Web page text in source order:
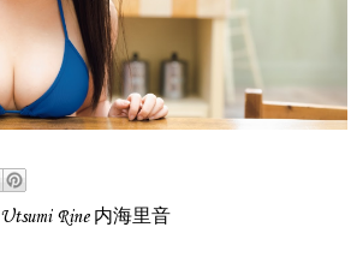
Utsumi Rine 内海里音